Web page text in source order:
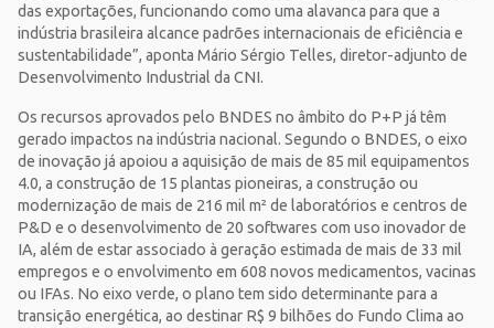
das exportações, funcionando como uma alavanca para que a
indústria brasileira alcance padrões internacionais de eficiência e
sustentabilidade”, aponta Mário Sérgio Telles, diretor-adjunto de
Desenvolvimento Industrial da CNI.
Os recursos aprovados pelo BNDES no âmbito do P+P já têm
gerado impactos na indústria nacional. Segundo o BNDES, o eixo
de inovação já apoiou a aquisição de mais de 85 mil equipamentos
4.0, a construção de 15 plantas pioneiras, a construção ou
modernização de mais de 216 mil m² de laboratórios e centros de
P&D e o desenvolvimento de 20 softwares com uso inovador de
IA, além de estar associado à geração estimada de mais de 33 mil
empregos e o envolvimento em 608 novos medicamentos, vacinas
ou IFAs. No eixo verde, o plano tem sido determinante para a
transição energética, ao destinar R$ 9 bilhões do Fundo Clima ao